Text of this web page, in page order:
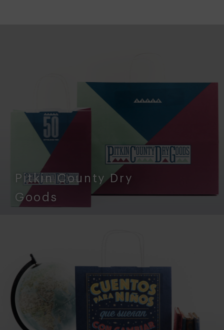
Pitkin County Dry
Goods